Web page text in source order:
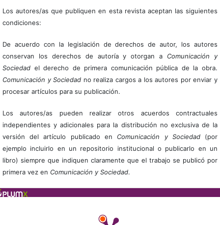
Los autores/as que publiquen en esta revista aceptan las siguientes
condiciones:
De acuerdo con la legislación de derechos de autor, los autores
conservan los derechos de autoría y otorgan a Comunicación y
Sociedadel derecho de primera comunicación pública de la obra.
Comunicación y Sociedad no realiza cargos a los autores por enviar y
procesar artículos para su publicación.
Los autores/as pueden realizar otros acuerdos contractuales
independientes y adicionales para la distribución no exclusiva de la
versión del artículo publicado en Comunicación y Sociedad(por
ejemplo incluirlo en un repositorio institucional o publicarlo en un
libro) siempre que indiquen claramente que el trabajo se publicó por
primera vez en Comunicación y Sociedad.